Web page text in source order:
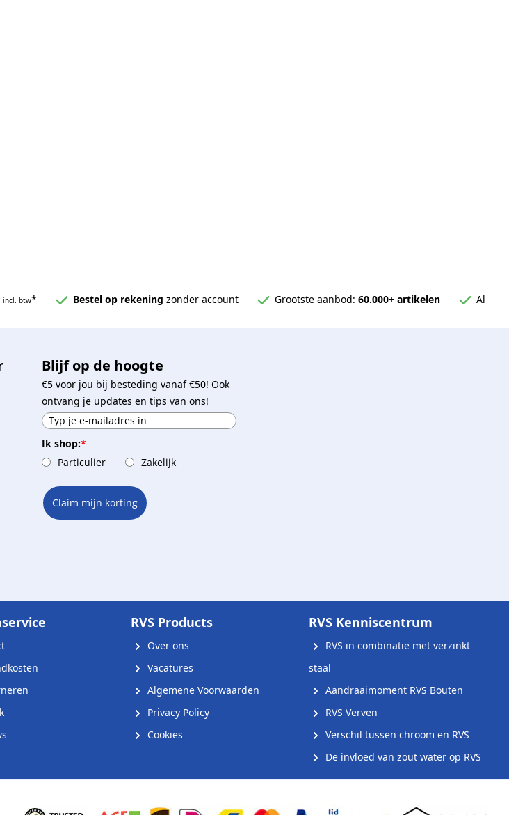
incl. btw* Bestel op rekening zonder account Grootste aanbod: 60.000+ artikelen
Al
Blijf op de hoogte
€5 voor jou bij besteding vanaf €50! Ook
ontvang je updates en tips van ons!
Ik shop:*
Particulier
Zakelijk
Claim mijn korting
RVS Products
Over ons
Vacatures
Algemene Voorwaarden
Privacy Policy
Cookies
RVS Kenniscentrum
RVS in combinatie met verzinkt
staal
Aandraaimoment RVS Bouten
RVS Verven
Verschil tussen chroom en RVS
De invloed van zout water op RVS